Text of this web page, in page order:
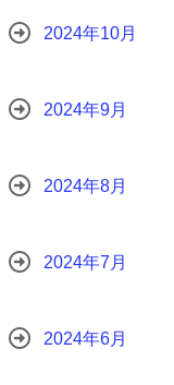
2024年10月
2024年9月
2024年8月
2024年7月
2024年6月